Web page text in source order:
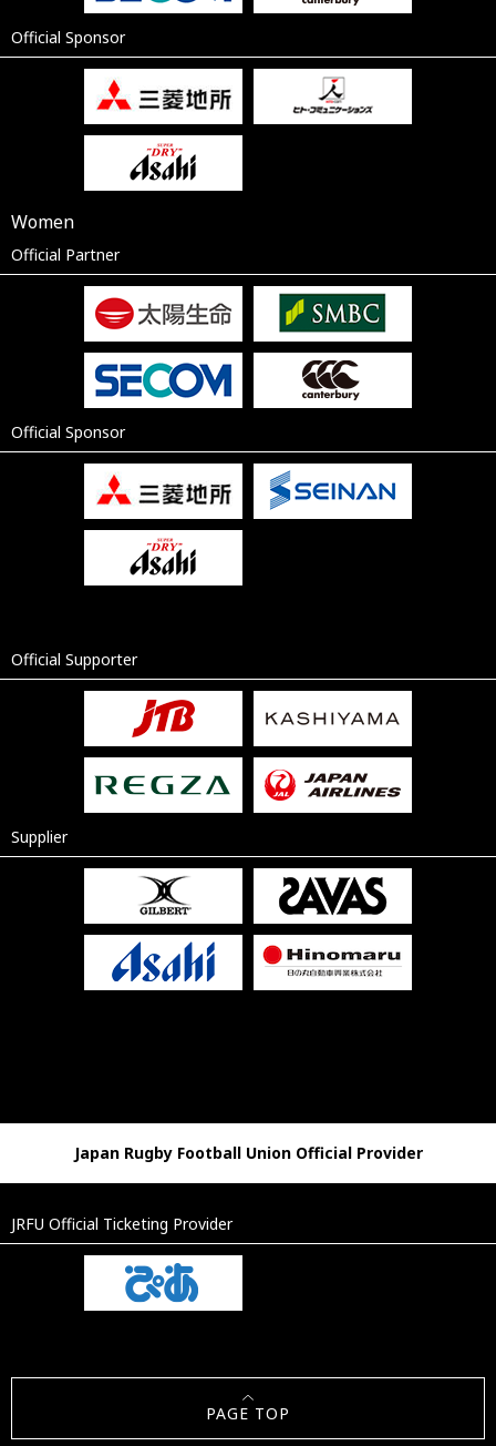
Official Sponsor
Women
Official Partner
Official Sponsor
Official Supporter
Supplier
Japan Rugby Football Union Official Provider
JRFU Official Ticketing Provider
PAGE TOP